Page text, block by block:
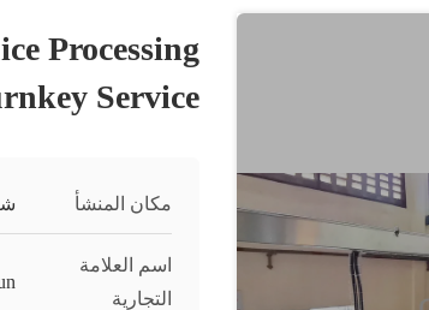
Processing
Service
مكان المنشأ
اسم العلامة
التجارية